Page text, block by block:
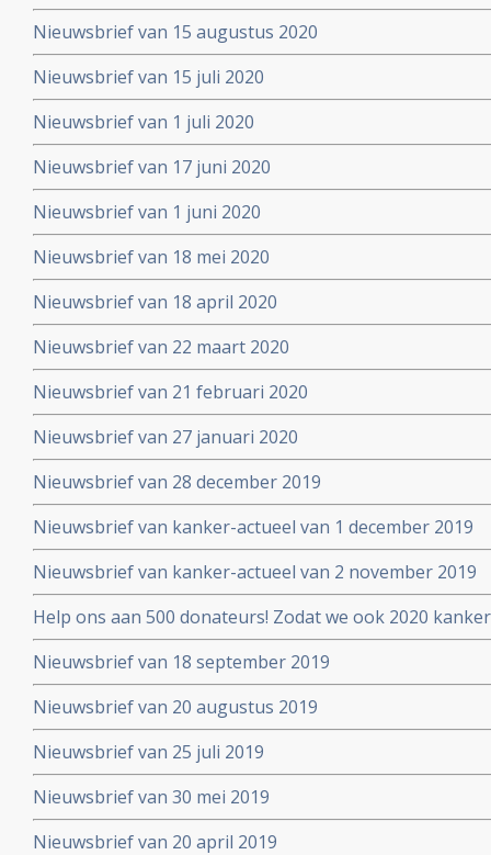
Nieuwsbrief van 15 augustus 2020
Nieuwsbrief van 15 juli 2020
Nieuwsbrief van 1 juli 2020
Nieuwsbrief van 17 juni 2020
Nieuwsbrief van 1 juni 2020
Nieuwsbrief van 18 mei 2020
Nieuwsbrief van 18 april 2020
Nieuwsbrief van 22 maart 2020
Nieuwsbrief van 21 februari 2020
Nieuwsbrief van 27 januari 2020
Nieuwsbrief van 28 december 2019
Nieuwsbrief van kanker-actueel van 1 december 2019
Nieuwsbrief van kanker-actueel van 2 november 2019
Help ons aan 500 donateurs! Zodat we ook 2020
voortzetten
Nieuwsbrief van 18 september 2019
Nieuwsbrief van 20 augustus 2019
Nieuwsbrief van 25 juli 2019
Nieuwsbrief van 30 mei 2019
Nieuwsbrief van 20 april 2019